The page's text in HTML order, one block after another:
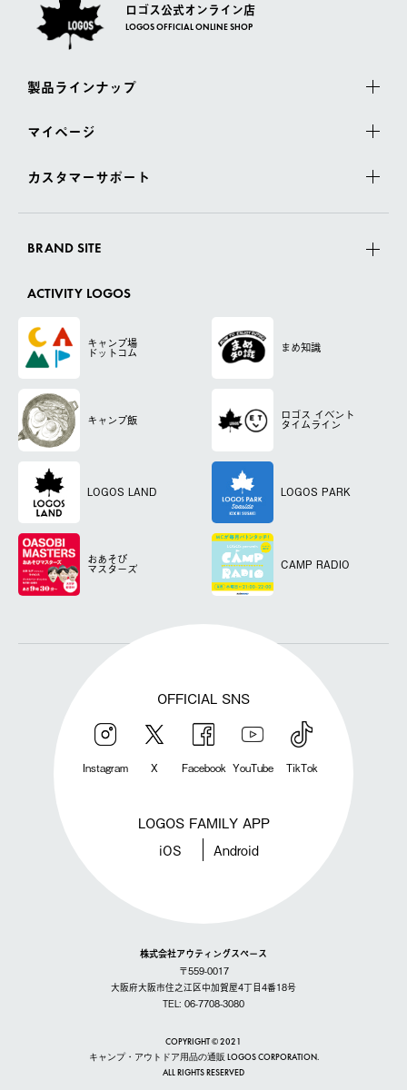
ロゴス公式オンライン店
LOGOS OFFICIAL ONLINE SHOP
製品ラインナップ
マイページ
カスタマーサポート
BRAND SITE
ACTIVITY LOGOS
キャンプ場
ドットコム まめ知識
キャンプ飯 ロゴス イベント
タイムライン
LOGOS LAND LOGOS PARK
おあそび
マスターズ CAMP RADIO
OFFICIAL SNS
Instagram X Facebook YouTube TikTok
LOGOS FAMILY APP
iOS Android
株式会社アウティングスペース
〒559-0017
大阪府大阪市住之江区中加賀屋4丁目4番18号
TEL: 06-7708-3080
COPYRIGHT © 2021
キャンプ・アウトドア用品の通販 LOGOS CORPORATION.
ALL RIGHTS RESERVED